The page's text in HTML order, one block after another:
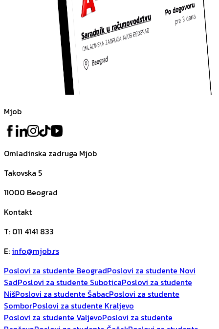
Mjob
Omladinska zadruga Mjob
Takovska 5
11000 Beograd
Kontakt
T: 011 4141 833
E: info@mjob.rs
Poslovi za studente BeogradPoslovi za studente Novi
SadPoslovi za studente SuboticaPoslovi za studente
NišPoslovi za studente ŠabacPoslovi za studente
SomborPoslovi za studente Kraljevo
Poslovi za studente ValjevoPoslovi za studente